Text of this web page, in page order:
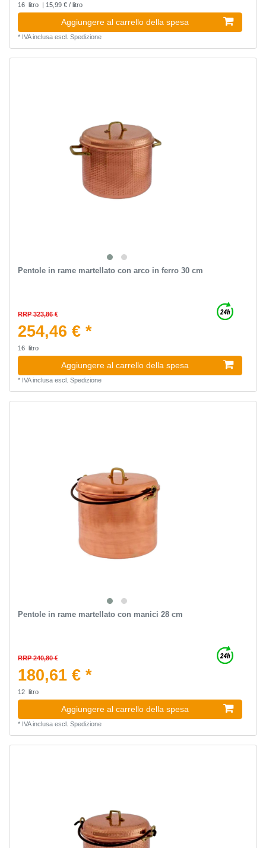
16 litro | 15,99 € / litro
Aggiungere al carrello della spesa
* IVA inclusaescl. Spedizione
Pentole in rame martellato con arco in ferro 30 cm
RRP 323,86 €
254,46 € *
16 litro
Aggiungere al carrello della spesa
* IVA inclusaescl. Spedizione
Pentole in rame martellato con manici 28 cm
RRP 240,80 €
180,61 € *
12 litro
Aggiungere al carrello della spesa
* IVA inclusaescl. Spedizione